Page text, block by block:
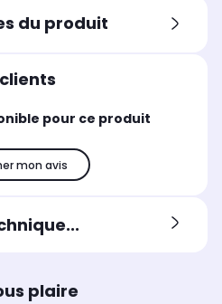
Type de charnière
Standard
Wifi 4 (N)
Non
Système d'exploitation
Mac OS
du produit
pour ce produit
mon avis
plaire